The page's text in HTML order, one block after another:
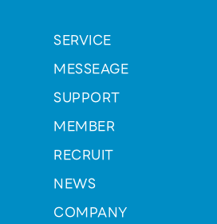
SERVICE
MESSEAGE
SUPPORT
MEMBER
RECRUIT
NEWS
COMPANY